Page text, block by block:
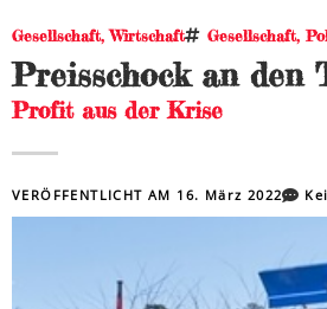
Gesellschaft,Wirtschaft Gesellschaft,
Preisschock an den
Profit aus der Krise
VERÖFFENTLICHT AM 16. März 2022